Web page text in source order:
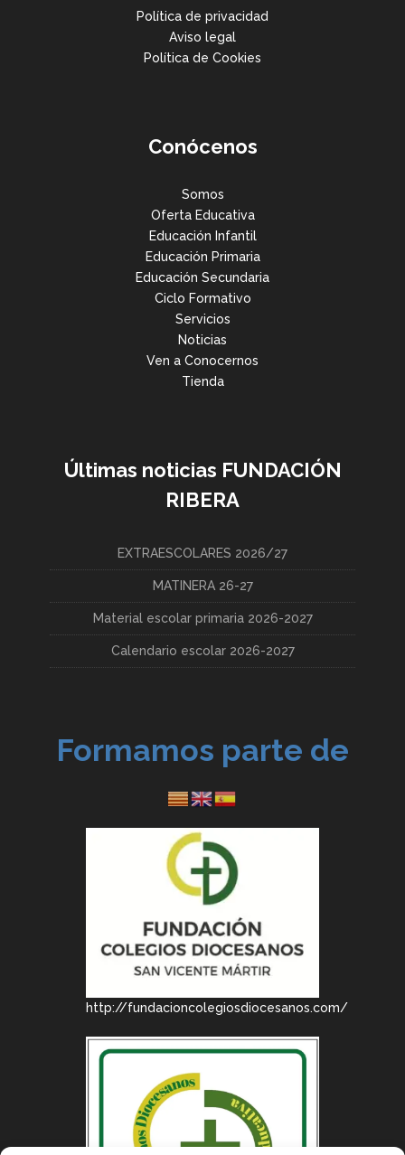
Política de privacidad
Aviso legal
Política de Cookies
Conócenos
Somos
Oferta Educativa
Educación Infantil
Educación Primaria
Educación Secundaria
Ciclo Formativo
Servicios
Noticias
Ven a Conocernos
Tienda
Últimas noticias FUNDACIÓN
RIBERA
EXTRAESCOLARES 2026/27
MATINERA 26-27
Material escolar primaria 2026-2027
Calendario escolar 2026-2027
Formamos parte de
http://fundacioncolegiosdiocesanos.com/